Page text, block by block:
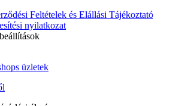
Feltételek és Elállási Tájékoztató
nyilatkozat
üzletek